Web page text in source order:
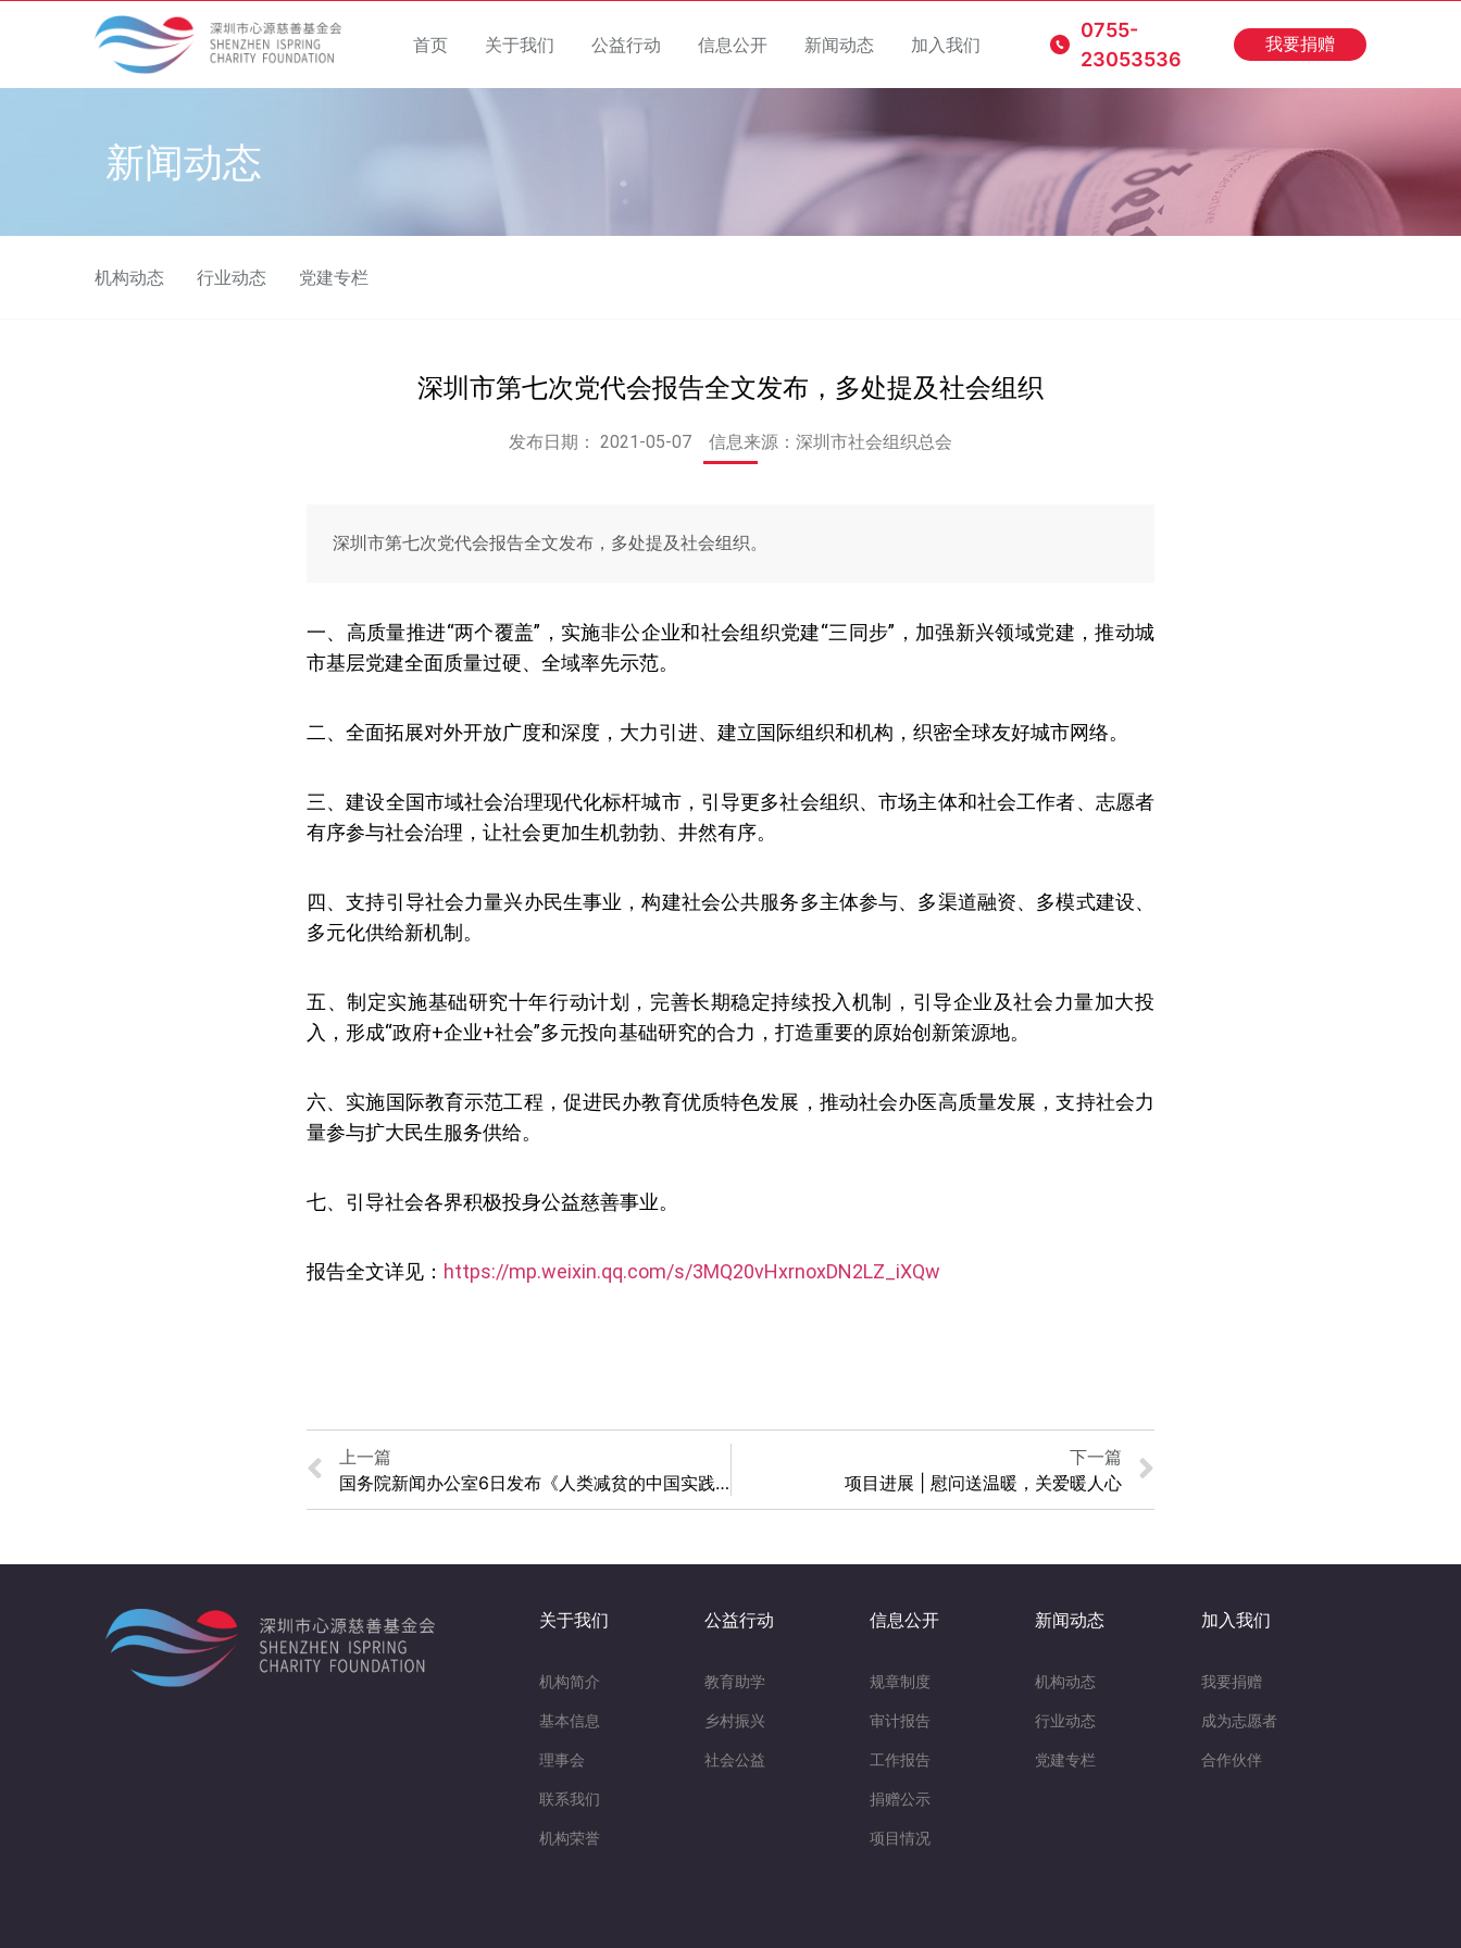
首页 关于我们 公益行动 信息公开 新闻动态 加入我们
0755-
23053536
我要捐赠
新闻动态
机构动态 行业动态 党建专栏
深圳市第七次党代会报告全文发布，多处提及社会组织
发布日期： 2021-05-07 信息来源：深圳市社会组织总会
深圳市第七次党代会报告全文发布，多处提及社会组织。
一、高质量推进“两个覆盖”，实施非公企业和社会组织党建“三同步”，加强新兴领域党建，推动城
市基层党建全面质量过硬、全域率先示范。
二、全面拓展对外开放广度和深度，大力引进、建立国际组织和机构，织密全球友好城市网络。
三、建设全国市域社会治理现代化标杆城市，引导更多社会组织、市场主体和社会工作者、志愿者
有序参与社会治理，让社会更加生机勃勃、井然有序。
四、支持引导社会力量兴办民生事业，构建社会公共服务多主体参与、多渠道融资、多模式建设、
多元化供给新机制。
五、制定实施基础研究十年行动计划，完善长期稳定持续投入机制，引导企业及社会力量加大投
入，形成“政府+企业+社会”多元投向基础研究的合力，打造重要的原始创新策源地。
六、实施国际教育示范工程，促进民办教育优质特色发展，推动社会办医高质量发展，支持社会力
量参与扩大民生服务供给。
七、引导社会各界积极投身公益慈善事业。
报告全文详见： https://mp.weixin.qq.com/s/3MQ20vHxrnoxDN2LZ_iXQw
上一篇
国务院新闻办公室6日发布《人类减贫的中国实践》白皮书全
下一篇
项目进展 | 慰问送温暖，关爱暖人心
关于我们
机构简介
基本信息
理事会
联系我们
机构荣誉
公益行动
教育助学
乡村振兴
社会公益
信息公开
规章制度
审计报告
工作报告
捐赠公示
项目情况
新闻动态
机构动态
行业动态
党建专栏
加入我们
我要捐赠
成为志愿者
合作伙伴